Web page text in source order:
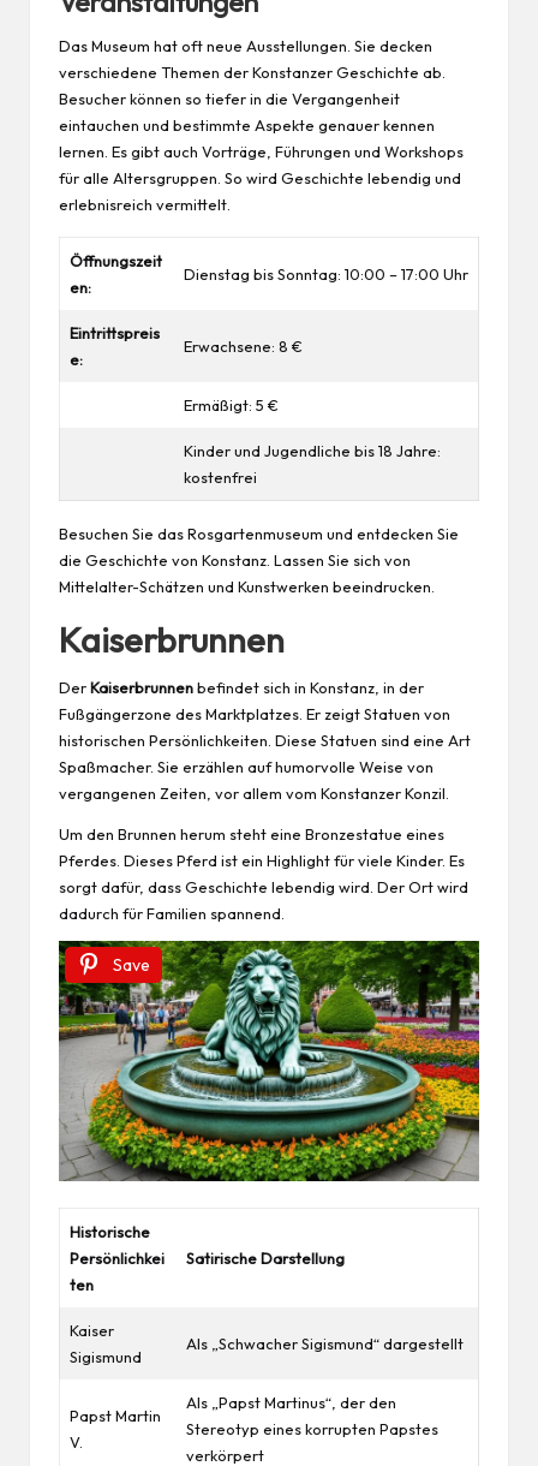
Das Museum hat oft neue Ausstellungen. Sie decken
verschiedene Themen der Konstanzer Geschichte ab.
Besucher können so tiefer in die Vergangenheit
eintauchen und bestimmte Aspekte genauer kennen
lernen. Es gibt auch Vorträge, Führungen und Workshops
für alle Altersgruppen. So wird Geschichte lebendig und
erlebnisreich vermittelt.
Öffnungszeit
en:
Dienstag bis Sonntag: 10:00 – 17:00 Uhr
Eintrittspreis
e:
Erwachsene: 8 €
Ermäßigt: 5 €
Kinder und Jugendliche bis 18 Jahre:
kostenfrei
Besuchen Sie das Rosgartenmuseum und entdecken Sie
die Geschichte von Konstanz. Lassen Sie sich von
Mittelalter-Schätzen und Kunstwerken beeindrucken.
Kaiserbrunnen
DerKaiserbrunnenbefindet sich in Konstanz, in der
Fußgängerzone des Marktplatzes. Er zeigt Statuen von
historischen Persönlichkeiten. Diese Statuen sind eine Art
Spaßmacher. Sie erzählen auf humorvolle Weise von
vergangenen Zeiten, vor allem vom Konstanzer Konzil.
Um den Brunnen herum steht eine Bronzestatue eines
Pferdes. Dieses Pferd ist ein Highlight für viele Kinder. Es
sorgt dafür, dass Geschichte lebendig wird. Der Ort wird
dadurch für Familien spannend.
Save
Historische
Persönlichkei
ten
Satirische Darstellung
Kaiser
Sigismund
Als „Schwacher Sigismund“ dargestellt
Papst Martin
V.
Als „Papst Martinus“, der den
Stereotyp eines korrupten Papstes
verkörpert